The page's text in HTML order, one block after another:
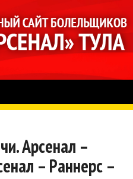
Арсенал –
– Раннерс –